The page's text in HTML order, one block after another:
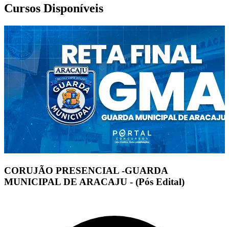
Cursos Disponíveis
CORUJÃO PRESENCIAL -GUARDA
MUNICIPAL DE ARACAJU - (Pós Edital)